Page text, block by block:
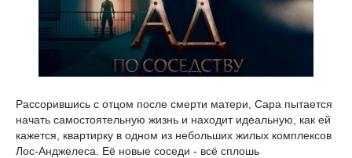
Рассорившись с отцом после смерти матери, Сара пытается
начать самостоятельную жизнь и находит идеальную, как ей
кажется, квартирку в одном из небольших жилых комплексов
Лос-Анджелеса. Её новые соседи - всё сплошь